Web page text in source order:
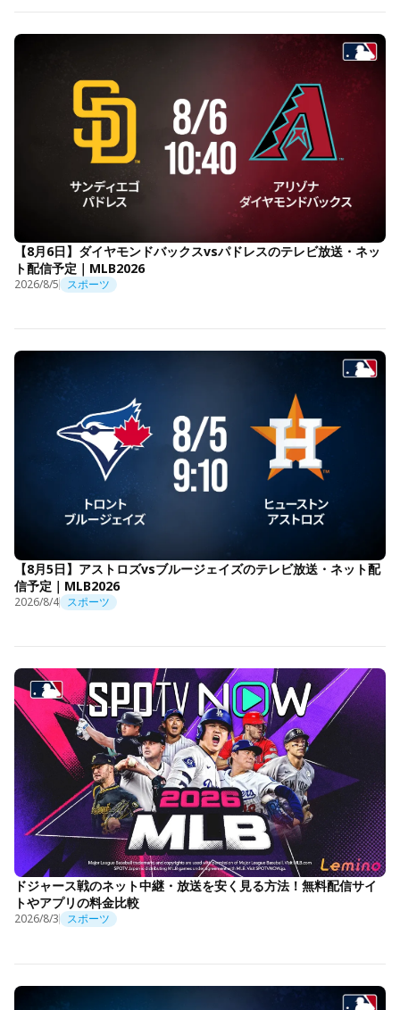
【8月6日】ダイヤモンドバックスvsパドレスのテレビ放送・ネッ
ト配信予定｜MLB2026
2026/8/5 スポーツ
【8月5日】アストロズvsブルージェイズのテレビ放送・ネット配
信予定｜MLB2026
2026/8/4 スポーツ
ドジャース戦のネット中継・放送を安く見る方法！無料配信サイ
トやアプリの料金比較
2026/8/3 スポーツ